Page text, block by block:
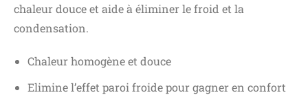
chaleur douce et aide à éliminer le froid et la
condensation.
Chaleur homogène et douce
Elimine l’effet paroi froide pour gagner en confort